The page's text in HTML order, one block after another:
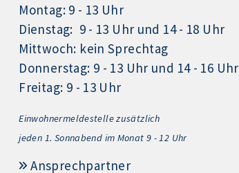
Montag: 9 - 13 Uhr
Dienstag: 9 - 13 Uhr und 14 - 18 Uhr
Mittwoch: kein Sprechtag
Donnerstag: 9 - 13 Uhr und 14 - 16 Uhr
Freitag: 9 - 13 Uhr
Einwohnermeldestelle zusätzlich
jeden 1. Sonnabend im Monat 9 - 12 Uhr
Ansprechpartner